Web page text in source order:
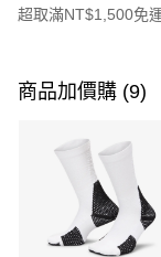
超取滿NT$1,500免
信用卡一次付款
3 期 0 利率 每期
合作金庫商業銀行
華南商業銀行
上海商業儲蓄銀行
Apple Pay
商品加價購 (9)